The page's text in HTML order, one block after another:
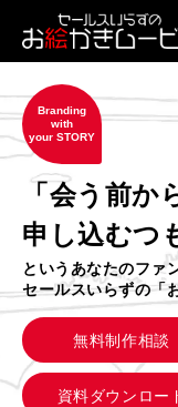
Branding
with
your STORY
「会う前か
申し込むつ
というあなたのファ
セールスいらずの「
無料制作相談
資料ダウンロー